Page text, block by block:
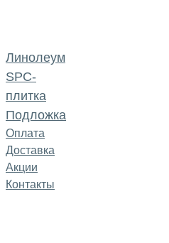
Линолеум
SPC-
плитка
Подложка
Оплата
Доставка
Акции
Контакты